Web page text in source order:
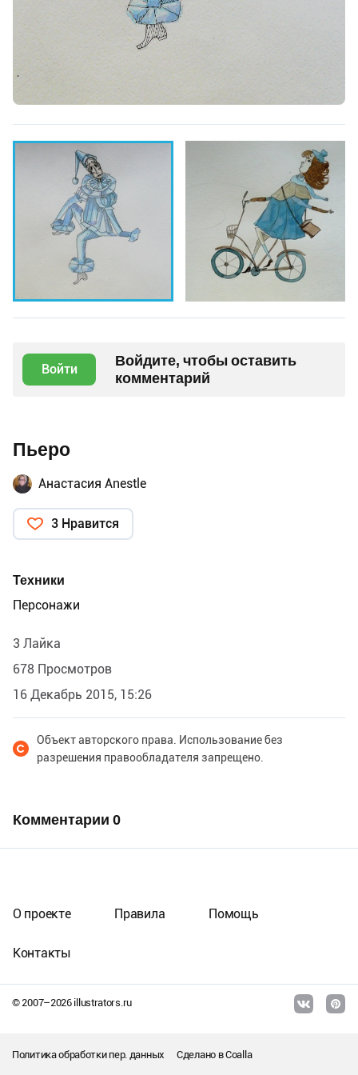
Войти
Войдите, чтобы оставить
комментарий
Пьеро
Анастасия Anestle
3 Нравится
Техники
Персонажи
3 Лайка
678 Просмотров
16 Декабрь 2015, 15:26
Объект авторского права. Использование без
разрешения правообладателя запрещено.
Комментарии 0
© 2007–2026illustrators.ru
О проекте Правила Помощь
Контакты
Политика обработки пер. данных Сделано вCoalla